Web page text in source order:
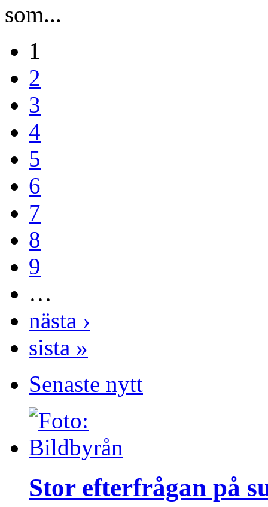
som...
1
2
3
4
5
6
7
8
9
…
nästa ›
sista »
Senaste nytt
Stor efterfrågan på